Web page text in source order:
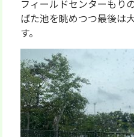
フィールドセンターもり
ばた池を眺めつつ最後は
す。